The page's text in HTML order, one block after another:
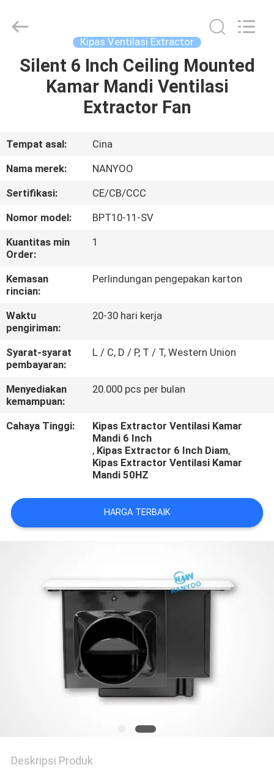
RUMAH
TENTANG
KAMI
TUR
PABRIK
KONTROL
KUALITAS
HUBUNGI
KAMI
BERITA
KASUS
Copyright
ventilationductfan.com.
Kipas Ventilasi Extractor
Silent 6 Inch Ceiling Mounted
Kamar Mandi Ventilasi
Extractor Fan
Tempat asal:
Cina
Nama merek:
NANYOO
Sertifikasi:
CE/CB/CCC
Nomor model:
BPT10-11-SV
Kuantitas min
Order:
1
Kemasan
rincian:
Perlindungan pengepakan karton
Waktu
pengiriman:
20-30 hari kerja
Syarat-syarat
pembayaran:
L / C, D / P, T / T, Western Union
Menyediakan
kemampuan:
20.000 pcs per bulan
Cahaya Tinggi:
Kipas Extractor Ventilasi Kamar
Mandi 6 Inch
, Kipas Extractor 6 Inch Diam,
Kipas Extractor Ventilasi Kamar
Mandi 50HZ
HARGA TERBAIK
Deskripsi Produk